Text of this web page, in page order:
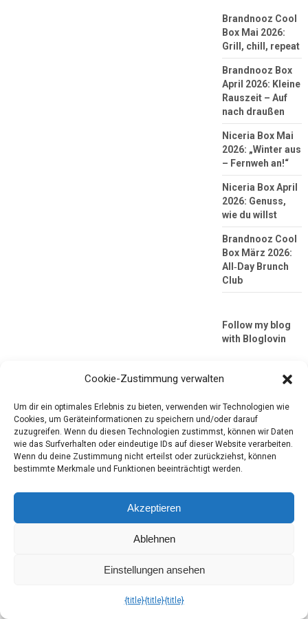
Brandnooz Cool
Box Mai 2026:
Grill, chill, repeat
Brandnooz Box
April 2026: Kleine
Rauszeit – Auf
nach draußen
Niceria Box Mai
2026: „Winter aus
– Fernweh an!“
Niceria Box April
2026: Genuss,
wie du willst
Brandnooz Cool
Box März 2026:
All‑Day Brunch
Club
Follow my blog
with Bloglovin
Neueste
Brandnooz Cool
Box November
2025: Comfort
Winterstartzu
November 2023:
Cookie-Zustimmung verwalten
Um dir ein optimales Erlebnis zu bieten, verwenden wir Technologien wie
Cookies, um Geräteinformationen zu speichern und/oder darauf
zuzugreifen. Wenn du diesen Technologien zustimmst, können wir Daten
wie das Surfverhalten oder eindeutige IDs auf dieser Website verarbeiten.
Wenn du deine Zustimmung nicht erteilst oder zurückziehst, können
bestimmte Merkmale und Funktionen beeinträchtigt werden.
Akzeptieren
Ablehnen
Einstellungen ansehen
{title}{title}{title}